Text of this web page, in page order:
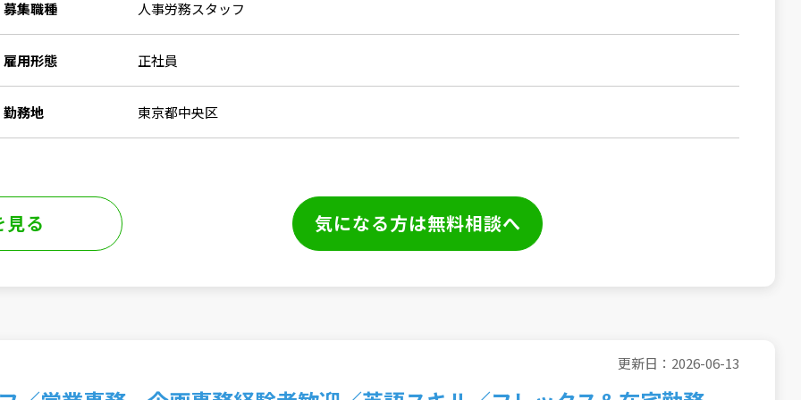
募集職種 人事労務スタッフ
雇用形態 正社員
勤務地 東京都中央区
見る 気になる方は無料相談へ
更新日：2026-06-13